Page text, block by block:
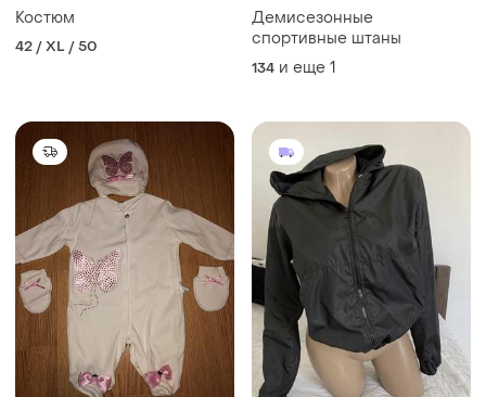
Костюм
42 / XL / 50
Демисезонные
спортивные штаны
134 и еще 1